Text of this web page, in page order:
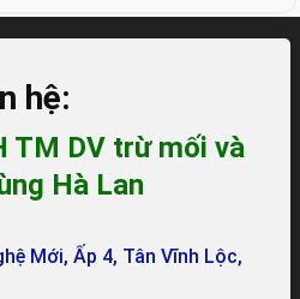
hệ:
TM DV trừ mối và
Hà Lan
Mới, Ấp 4, Tân Vĩnh Lộc,